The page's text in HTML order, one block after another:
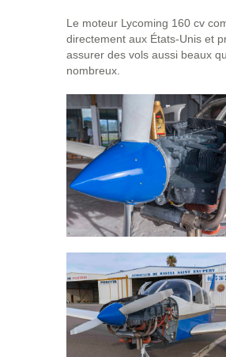
Le moteur Lycoming 160 cv
directement aux États-Unis et
assurer des vols aussi beaux
nombreux.